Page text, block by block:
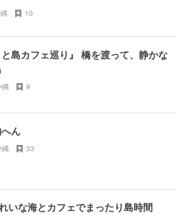
10
と島カフェ巡り』 橋を渡って、静かな
縄 9
ん
縄 33
いな海とカフェでまったり島時間